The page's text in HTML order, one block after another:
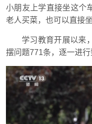
小朋友上学直接坐这个
老人买菜，也可以直接
学习教育开展以来
摆问题771条，逐一进行